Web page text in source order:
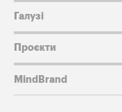
Галузі
Проєкти
MindBrand